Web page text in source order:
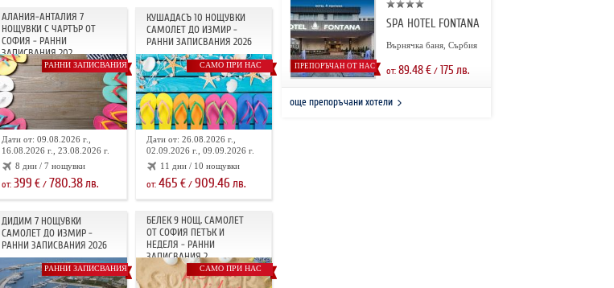
АЛАНИЯ-АНТАЛИЯ 7
НОЩУВКИ С ЧАРТЪР ОТ
СОФИЯ - РАННИ
ЗАПИСВАНИЯ 202...
РАННИ ЗАПИСВАНИЯ
Дати от: 09.08.2026 г.,
16.08.2026 г., 23.08.2026 г.
8 дни / 7 нощувки
от: 399 €/ 780.38лв.
КУШАДАСЪ 10 НОЩУВКИ
САМОЛЕТ ДО ИЗМИР -
РАННИ ЗАПИСВАНИЯ 2026
САМО ПРИ НАС
Дати от: 26.08.2026 г.,
02.09.2026 г., 09.09.2026 г.
11 дни / 10 нощувки
от: 465 €/ 909.46лв.
ДИДИМ 7 НОЩУВКИ
САМОЛЕТ ДО ИЗМИР -
РАННИ ЗАПИСВАНИЯ 2026
РАННИ ЗАПИСВАНИЯ
БЕЛЕК 9 НОЩ. САМОЛЕТ
ОТ СОФИЯ ПЕТЪК И
НЕДЕЛЯ - РАННИ
ЗАПИСВАНИЯ 2...
САМО ПРИ НАС
ПРЕПОРЪЧАН ОТ НАС
SPA HOTEL FONTANA
Върнячка баня, Сърбия
от: 89.48€/ 175 лв.
още препоръчани хотели